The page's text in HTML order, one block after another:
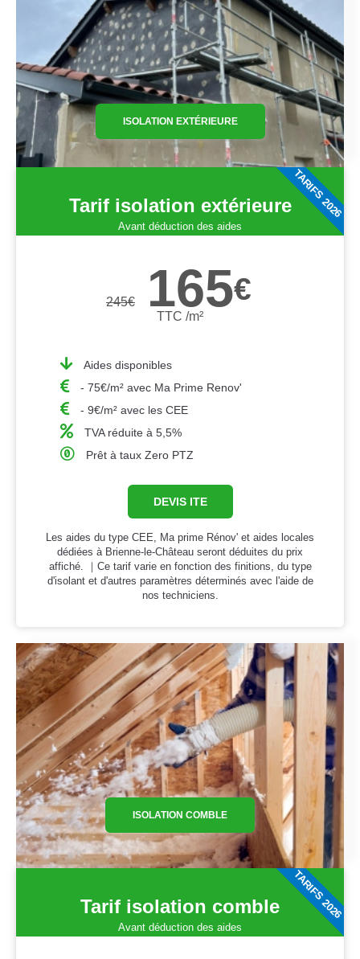
ISOLATION EXTÉRIEURE
Tarif isolation extérieure
Avant déduction des aides
245€ 165€
TTC /m²
Aides disponibles
- 75€/m² avec Ma Prime Renov'
- 9€/m² avec les CEE
TVA réduite à 5,5%
Prêt à taux Zero PTZ
DEVIS ITE
Les aides du type CEE, Ma prime Rénov' et aides locales
dédiées à Brienne-le-Château seront déduites du prix
affiché. ｜Ce tarif varie en fonction des finitions, du type
d'isolant et d'autres paramètres déterminés avec l'aide de
nos techniciens.
TARIFS 2026
ISOLATION COMBLE
Tarif isolation comble
Avant déduction des aides
TARIFS 2026